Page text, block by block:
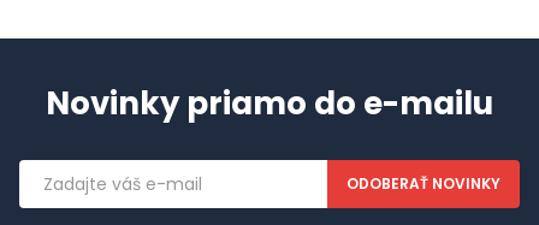
Novinky priamo do e-mailu
Emailová
adresa